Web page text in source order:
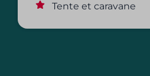
Tente et caravane